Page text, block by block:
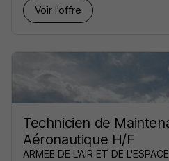
Voir l’offre
Technicien de
Aéronautique H/F
ARMEE DE L'AIR ET DE L'ESPACE